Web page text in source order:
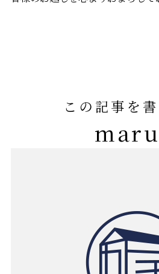
この記事を